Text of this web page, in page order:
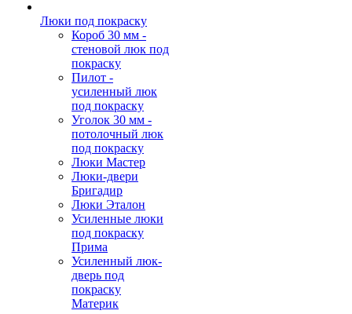
Люки под покраску
Короб 30 мм -
стеновой люк под
покраску
Пилот -
усиленный люк
под покраску
Уголок 30 мм -
потолочный люк
под покраску
Люки Мастер
Люки-двери
Бригадир
Люки Эталон
Усиленные люки
под покраску
Прима
Усиленный люк-
дверь под
покраску
Материк